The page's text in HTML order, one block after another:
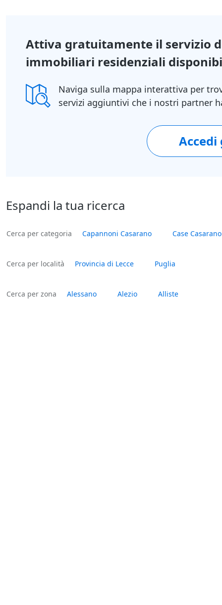
Attiva gratuitamente il servizio
immobiliari residenziali
Naviga sulla mappa interattiva per
servizi aggiuntivi che i nostri partner
Espandi la tua ricerca
Cerca per categoria Capannoni Casarano Case Casarano
Cerca per località Provincia di Lecce Puglia
Cerca per zona Alessano Alezio Alliste